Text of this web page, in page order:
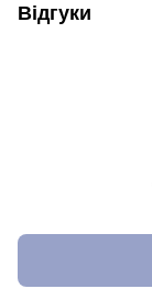
Відгуки